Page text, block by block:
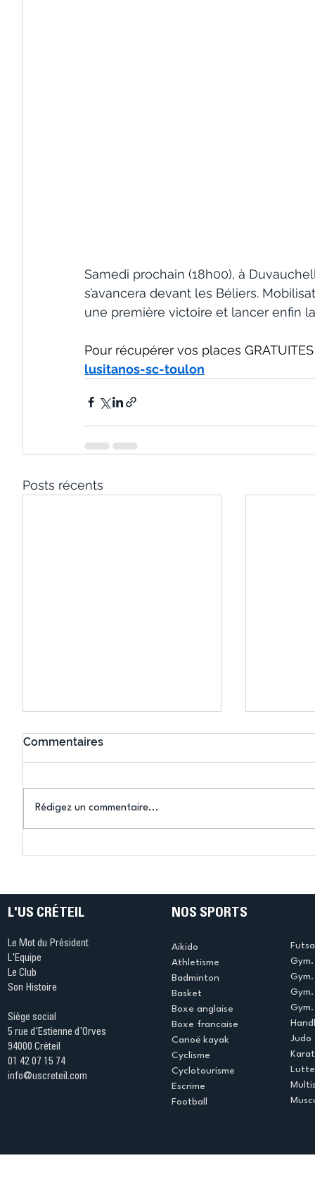
Samedi prochain (18h00), à
s’avancera devant les Béliers.
une première victoire et lancer enfin
Pour récupérer vos places
lusitanos-sc-toulon
Posts récents
Ping ? Quand le tennis de
termine
Commentaires
Rédigez un commentaire...
L'US CRÉTEIL
Le Mot du Président
L'Equipe
Le Club
Son Histoire
Siège social
5 rue d'Estienne d'Orves
94000 Créteil
01 42 07 15 74
info@uscreteil.com
NOS SPORTS
Aikido
Athletisme
Badminton
Basket
Boxe anglaise
Boxe francaise
Canoë kayak
Cyclisme
Cyclotourisme
Escrime
Football
Judo
Lutte